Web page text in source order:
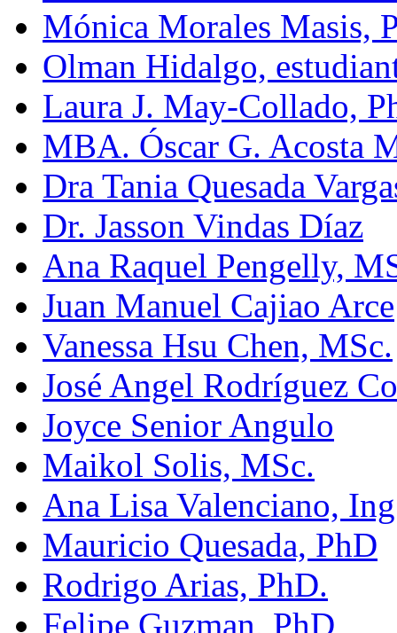
Mónica Morales Masis,
Olman Hidalgo,
Laura J. May-Collado,
MBA. Óscar G. Acosta
Dra Tania Quesada
Dr. Jasson Vindas Díaz
Ana Raquel Pengelly,
Juan Manuel Cajiao Arce
Vanessa Hsu Chen, MSc.
José Angel Rodríguez
Joyce Senior Angulo
Maikol Solis, MSc.
Ana Lisa Valenciano,
Mauricio Quesada, PhD
Rodrigo Arias, PhD.
Felipe Guzman, PhD